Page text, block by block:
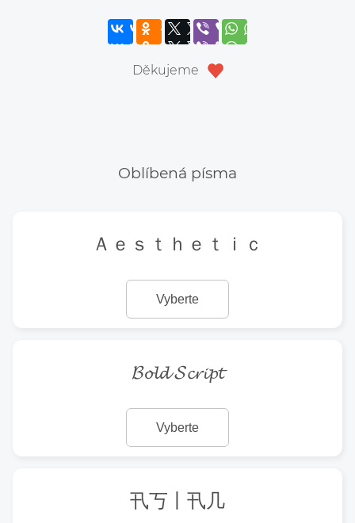
Děkujeme
Oblíbená písma
Ａｅｓｔｈｅｔｉｃ
Vyberte
𝓑𝓸𝓵𝓭 𝓢𝓬𝓻𝓲𝓹𝓽
Vyberte
卂丂丨卂几